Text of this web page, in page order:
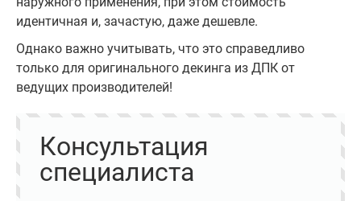
идентичная и, зачастую, даже дешевле.
Однако важно учитывать, что это справедливо
только для оригинального декинга из ДПК от
ведущих производителей!
Консультация
специалиста